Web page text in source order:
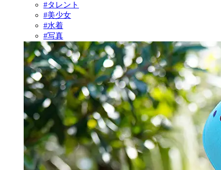
#タレント
#美少女
#水着
#写真